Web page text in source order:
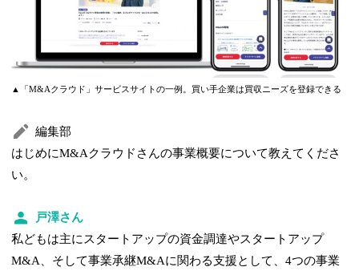
▲「M&Aクラウド」サービスサイトの一例。買い手企業は買収ニーズを登録できる
編集部
はじめにM&Aクラウドさんの事業概要について教えてくださ
い。
戸澤さん
私どもは主にスタートアップの資金調達やスタートアップ
M&A、そして事業承継M&Aに関わる支援として、4つの事業